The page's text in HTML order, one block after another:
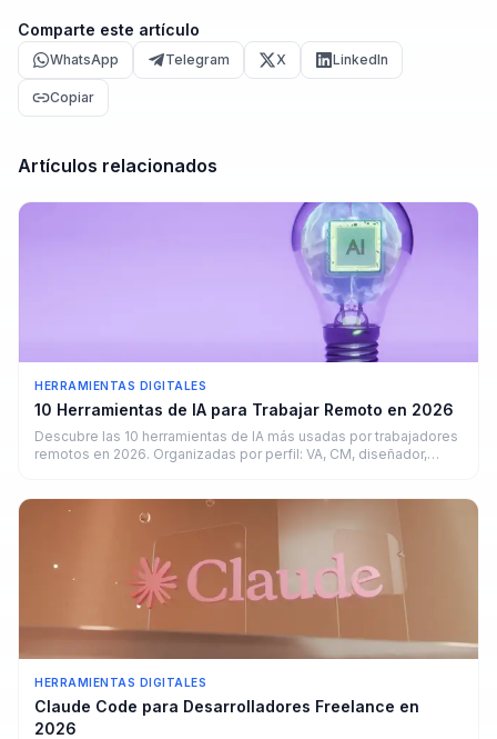
Comparte este artículo
WhatsApp Telegram X LinkedIn
Copiar
Artículos relacionados
HERRAMIENTAS DIGITALES
10 Herramientas de IA para Trabajar Remoto en 2026
Descubre las 10 herramientas de IA más usadas por trabajadores
remotos en 2026. Organizadas por perfil: VA, CM, diseñador,
HERRAMIENTAS DIGITALES
Claude Code para Desarrolladores Freelance en
2026